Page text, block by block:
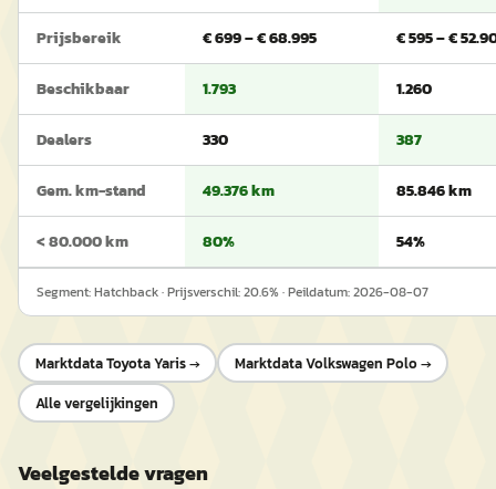
Prijsbereik € 699 – € 68.995 € 595 – €
Beschikbaar 1.793 1.260
Dealers 330 387
Gem. km-stand 49.376 km 85.846 km
< 80.000 km 80% 54%
Segment:Hatchback· Prijsverschil:20.6% · Peildatum:2026-08-07
MarktdataToyota Yaris→ MarktdataVolkswagen Polo→
Alle vergelijkingen
Veelgestelde vragen